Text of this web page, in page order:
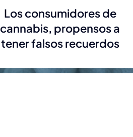
Los consumidores de
cannabis, propensos a
tener falsos recuerdos